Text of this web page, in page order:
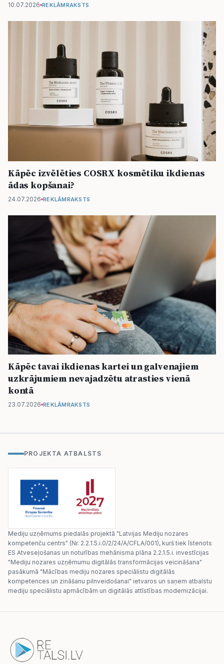
10.07.2026 REKLĀMRAKSTS
Kāpēc izvēlēties COSRX kosmētiku ikdienas
ādas kopšanai?
24.07.2026 REKLĀMRAKSTS
Kāpēc tavai ikdienas kartei un galvenajiem
uzkrājumiem nevajadzētu atrasties vienā
kontā
23.07.2026 REKLĀMRAKSTS
PROJEKTA ATBALSTS
Mediju uzņēmums piedalās projektā "Latvijas Mediju nozares
kompetenču centrs" (Nr. 2.2.1.5.i.0/2/24/A/CFLA/001), kurš tiek īstenots
ES Atveseļošanas un noturības mehānisma plāna 2.2.1.5.i. investīcijas
"Mediju nozares uzņēmumu digitālās transformācijas veicināšana"
pasākumā "Mācības mediju nozares speciālistu digitālās
kompetences un zināšanu pilnveidošanai" ietvaros un saņem atbalstu
mediju speciālistu apmācībām un digitālās attīstības modernizācijai.